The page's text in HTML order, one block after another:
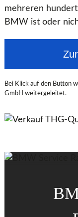
mehreren hundert
BMW ist oder
Bei Klick auf den Button
GmbH weitergeleitet.